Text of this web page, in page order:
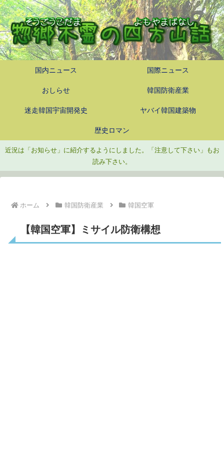
国内ニュース 国際ニュース
おしらせ 韓国防衛産業
迷走韓国宇宙開発史 ヤバイ韓国建築物
歴史ロマン
近況は「お知らせ」に紹介するようにしました。「注意して下さい」もお
読み下さい。
ホーム 韓国防衛産業 韓国空軍
【韓国空軍】ミサイル防衛構想